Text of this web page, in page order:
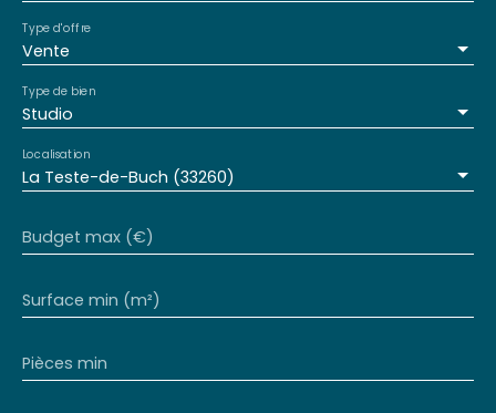
Vente
Type d'offre
Studio
Type de bien
La Teste-de-Buch (33260)
Localisation
Budget max (€)
Surface min (m²)
Pièces min